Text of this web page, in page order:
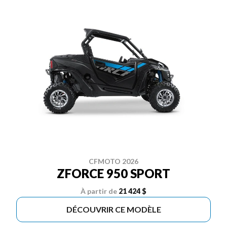
CFMOTO 2026
ZFORCE 950 SPORT
À partir de 21 424 $
DÉCOUVRIR CE MODÈLE